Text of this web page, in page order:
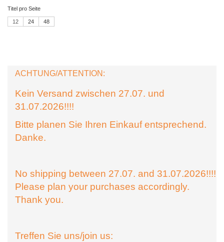
Titel pro Seite
12 24 48
ACHTUNG/ATTENTION:
Kein Versand zwischen 27.07. und
31.07.2026!!!!
Bitte planen Sie Ihren Einkauf entsprechend.
Danke.
No shipping between 27.07. and 31.07.2026!!!!
Please plan your purchases accordingly.
Thank you.
Treffen Sie uns/join us: